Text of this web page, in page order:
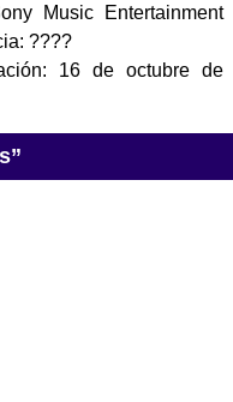
Music Entertainment
????
16 de octubre de